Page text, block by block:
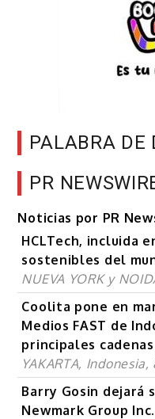
PALABRA DE
PR
Noticias por PR
HCLTech, incluida
sostenibles del
NUEVA YORK y
Coolita pone en
Medios FAST de
principales
YAKARTA,
Barry Gosin dejará
Newmark Group